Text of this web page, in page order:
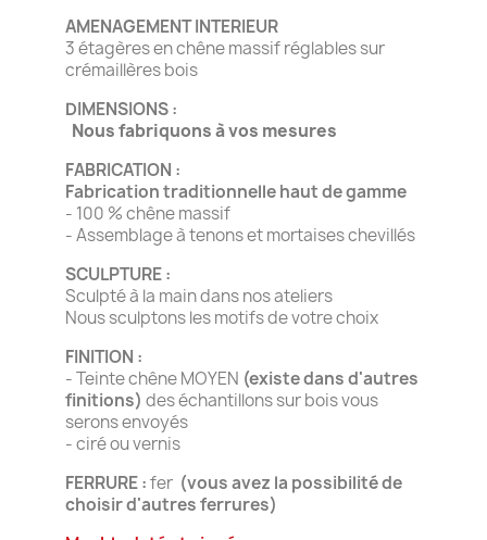
AMENAGEMENT INTERIEUR
3 étagères en chêne massif réglables sur
crémaillères bois
DIMENSIONS :
Nous fabriquons à vos mesures
FABRICATION :
Fabrication traditionnelle haut de gamme
- 100 % chêne massif
- Assemblage à tenons et mortaises chevillés
SCULPTURE :
Sculpté à la main dans nos ateliers
Nous sculptons les motifs de votre choix
FINITION :
- Teinte chêne MOYEN (existe dans d'autres
finitions) des échantillons sur bois vous
serons envoyés
- ciré ou vernis
FERRURE :fer (vous avez la possibilité de
choisir d'autres ferrures)